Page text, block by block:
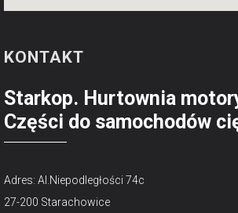
KONTAKT
Starkop. Hurtownia
Części do samochodów
Adres: Al.Niepodległości 74c
27-200 Starachowice